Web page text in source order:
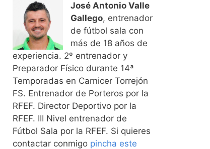
José Antonio Valle
Gallego, entrenador
de fútbol sala con
más de 18 años de
experiencia. 2º entrenador y
Preparador Físico durante 14ª
Temporadas en Carnicer Torrejón
FS. Entrenador de Porteros por la
RFEF. Director Deportivo por la
RFEF. III Nivel entrenador de
Fútbol Sala por la RFEF. Si quieres
contactar conmigo pincha este